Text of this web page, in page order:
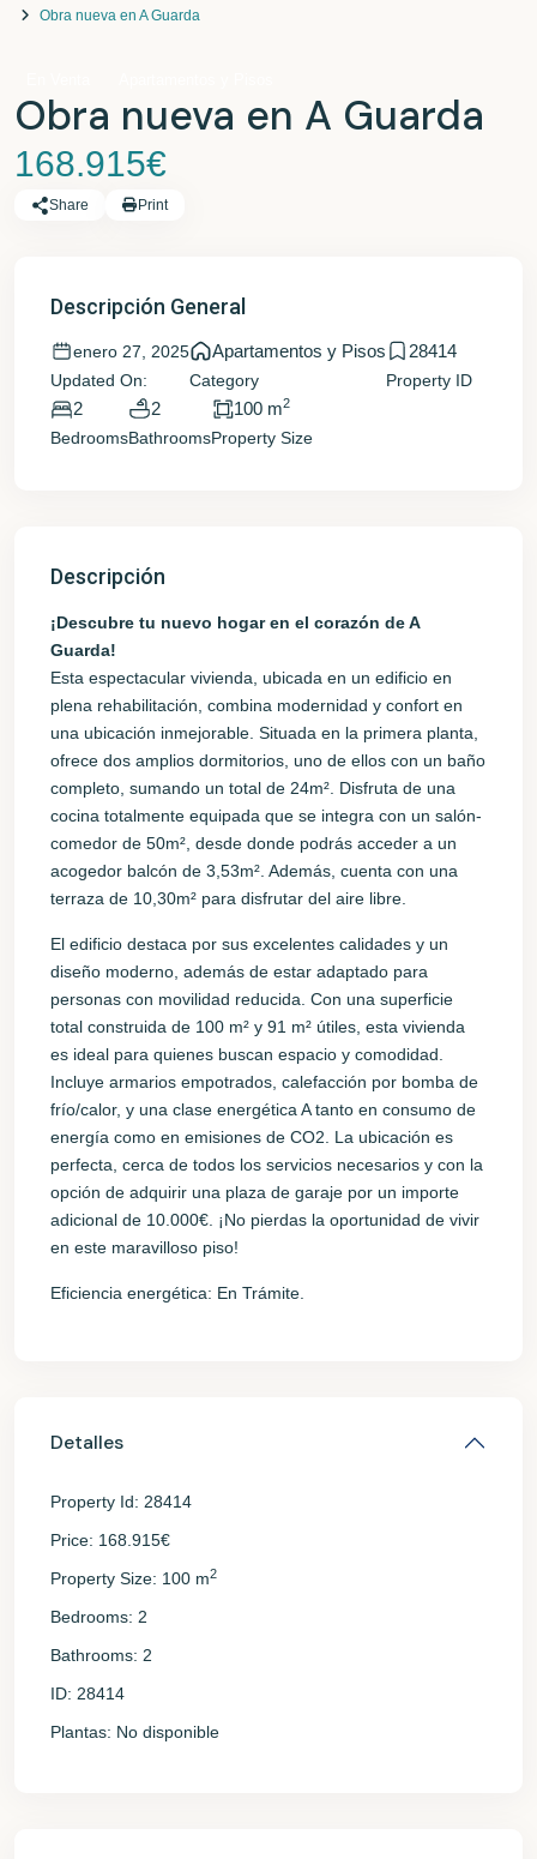
Obra nueva en A Guarda
Obra nueva en A Guarda
168.915€
Share Print
Descripción General
enero 27, 2025
Updated On:
Apartamentos y Pisos
Category
28414
Property ID
2
Bedrooms
2
Bathrooms
100 m2
Property Size
Descripción
¡Descubre tu nuevo hogar en el corazón de A
Guarda!
Esta espectacular vivienda, ubicada en un edificio en
plena rehabilitación, combina modernidad y confort en
una ubicación inmejorable. Situada en la primera planta,
ofrece dos amplios dormitorios, uno de ellos con un baño
completo, sumando un total de 24m². Disfruta de una
cocina totalmente equipada que se integra con un salón-
comedor de 50m², desde donde podrás acceder a un
acogedor balcón de 3,53m². Además, cuenta con una
terraza de 10,30m² para disfrutar del aire libre.
El edificio destaca por sus excelentes calidades y un
diseño moderno, además de estar adaptado para
personas con movilidad reducida. Con una superficie
total construida de 100 m² y 91 m² útiles, esta vivienda
es ideal para quienes buscan espacio y comodidad.
Incluye armarios empotrados, calefacción por bomba de
frío/calor, y una clase energética A tanto en consumo de
energía como en emisiones de CO2. La ubicación es
perfecta, cerca de todos los servicios necesarios y con la
opción de adquirir una plaza de garaje por un importe
adicional de 10.000€. ¡No pierdas la oportunidad de vivir
en este maravilloso piso!
Eficiencia energética: En Trámite.
Detalles
Property Id: 28414
Price: 168.915€
Property Size: 100 m2
Bedrooms: 2
Bathrooms: 2
ID: 28414
Plantas: No disponible